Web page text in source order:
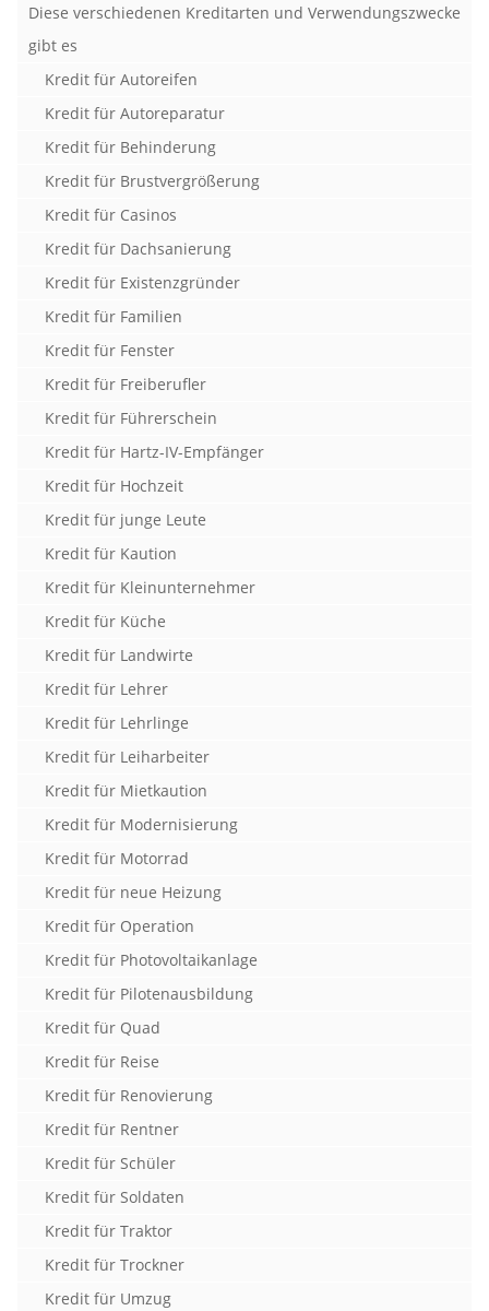
Diese verschiedenen Kreditarten und Verwendungszwecke
gibt es
Kredit für Autoreifen
Kredit für Autoreparatur
Kredit für Behinderung
Kredit für Brustvergrößerung
Kredit für Casinos
Kredit für Dachsanierung
Kredit für Existenzgründer
Kredit für Familien
Kredit für Fenster
Kredit für Freiberufler
Kredit für Führerschein
Kredit für Hartz-IV-Empfänger
Kredit für Hochzeit
Kredit für junge Leute
Kredit für Kaution
Kredit für Kleinunternehmer
Kredit für Küche
Kredit für Landwirte
Kredit für Lehrer
Kredit für Lehrlinge
Kredit für Leiharbeiter
Kredit für Mietkaution
Kredit für Modernisierung
Kredit für Motorrad
Kredit für neue Heizung
Kredit für Operation
Kredit für Photovoltaikanlage
Kredit für Pilotenausbildung
Kredit für Quad
Kredit für Reise
Kredit für Renovierung
Kredit für Rentner
Kredit für Schüler
Kredit für Soldaten
Kredit für Traktor
Kredit für Trockner
Kredit für Umzug